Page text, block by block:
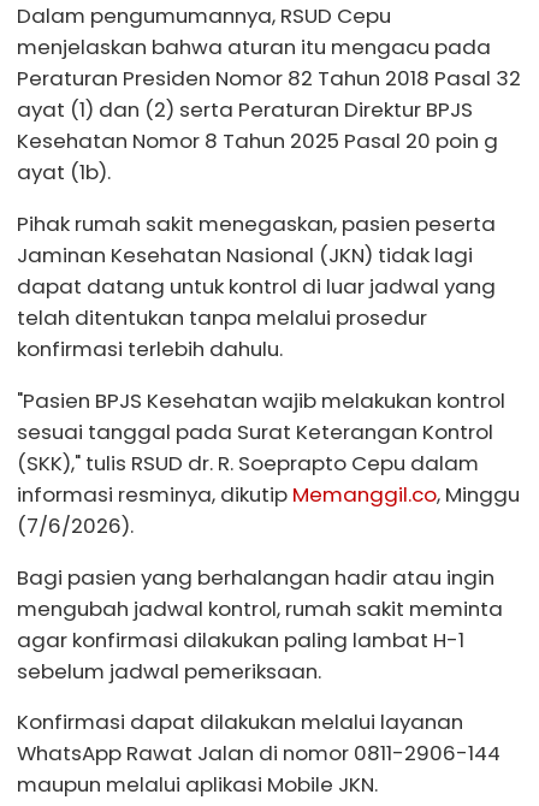
Dalam pengumumannya, RSUD Cepu
menjelaskan bahwa aturan itu mengacu pada
Peraturan Presiden Nomor 82 Tahun 2018 Pasal 32
ayat (1) dan (2) serta Peraturan Direktur BPJS
Kesehatan Nomor 8 Tahun 2025 Pasal 20 poin g
ayat (1b).
Pihak rumah sakit menegaskan, pasien peserta
Jaminan Kesehatan Nasional (JKN) tidak lagi
dapat datang untuk kontrol di luar jadwal yang
telah ditentukan tanpa melalui prosedur
konfirmasi terlebih dahulu.
"Pasien BPJS Kesehatan wajib melakukan kontrol
sesuai tanggal pada Surat Keterangan Kontrol
(SKK)," tulis RSUD dr. R. Soeprapto Cepu dalam
informasi resminya, dikutip Memanggil.co, Minggu
(7/6/2026).
Bagi pasien yang berhalangan hadir atau ingin
mengubah jadwal kontrol, rumah sakit meminta
agar konfirmasi dilakukan paling lambat H-1
sebelum jadwal pemeriksaan.
Konfirmasi dapat dilakukan melalui layanan
WhatsApp Rawat Jalan di nomor 0811-2906-144
maupun melalui aplikasi Mobile JKN.